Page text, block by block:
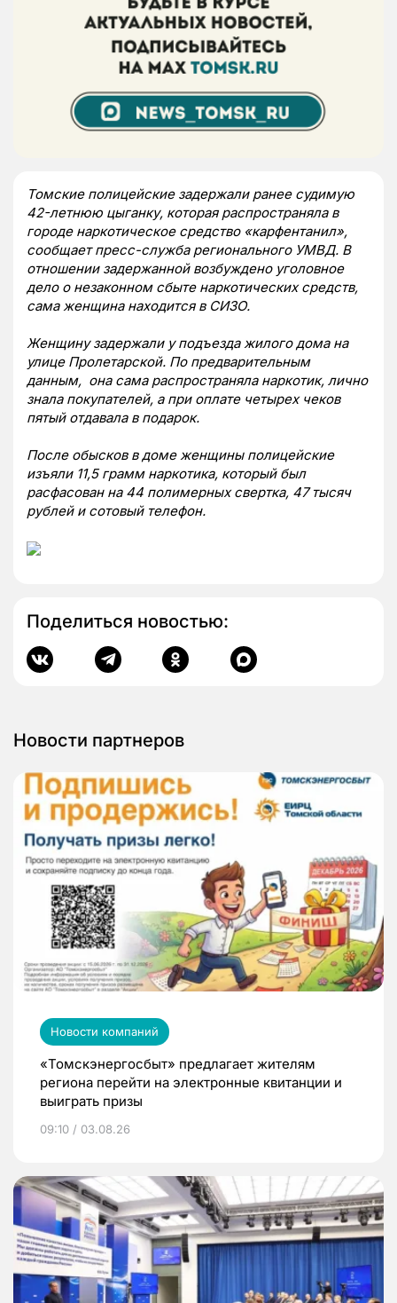
Томские полицейские задержали ранее судимую
42-летнюю цыганку, которая распространяла в
городе наркотическое средство «карфентанил»,
сообщает пресс-служба регионального УМВД. В
отношении задержанной возбуждено уголовное
дело о незаконном сбыте наркотических средств,
сама женщина находится в СИЗО.
Женщину задержали у подъезда жилого дома на
улице Пролетарской. По предварительным
данным, она сама распространяла наркотик, лично
знала покупателей, а при оплате четырех чеков
пятый отдавала в подарок.
После обысков в доме женщины полицейские
изъяли 11,5 грамм наркотика, который был
расфасован на 44 полимерных свертка, 47 тысяч
рублей и сотовый телефон.
Поделиться новостью:
Новости партнеров
Новости компаний
«Томскэнергосбыт» предлагает жителям
региона перейти на электронные квитанции и
выиграть призы
09:10 / 03.08.26